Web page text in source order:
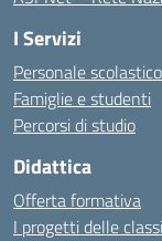
I Servizi
Personale scolastico
Famiglie e studenti
Percorsi di studio
Didattica
Offerta formativa
I progetti delle classi